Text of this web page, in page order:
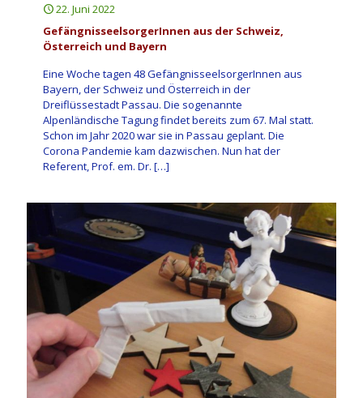
22. Juni 2022
GefängnisseelsorgerInnen aus der Schweiz,
Österreich und Bayern
Eine Woche tagen 48 GefängnisseelsorgerInnen aus
Bayern, der Schweiz und Österreich in der
Dreiflüssestadt Passau. Die sogenannte
Alpenländische Tagung findet bereits zum 67. Mal statt.
Schon im Jahr 2020 war sie in Passau geplant. Die
Corona Pandemie kam dazwischen. Nun hat der
Referent, Prof. em. Dr. […]